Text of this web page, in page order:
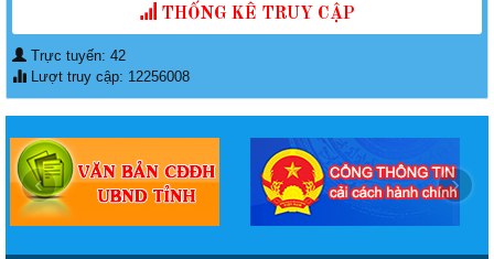
THỐNG KÊ TRUY CẬP
Trực tuyến: 42
Lượt truy cập: 12256008
‹ ›